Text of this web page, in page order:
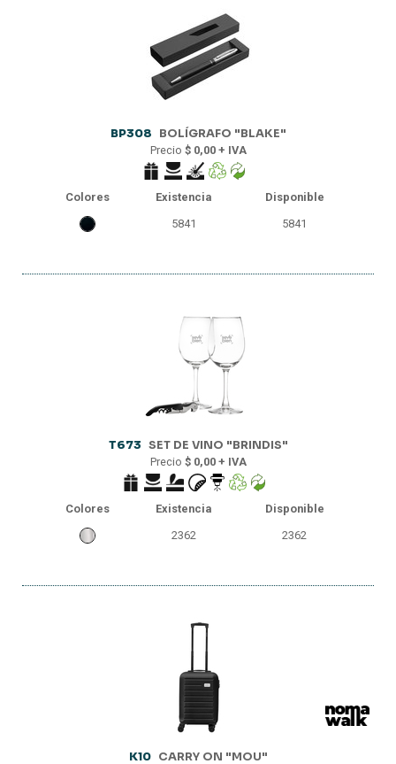
BP308 BOLÍGRAFO "BLAKE"
Precio $ 0,00 + IVA
Colores Existencia
Disponible
5841
5841
T673 SET DE VINO "BRINDIS"
Precio $ 0,00 + IVA
Colores Existencia
Disponible
2362
2362
K10 CARRY ON "MOU"